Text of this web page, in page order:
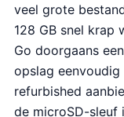
veel grote
128 GB snel krap
Go doorgaans
opslag
refurbished
de microSD-sleuf